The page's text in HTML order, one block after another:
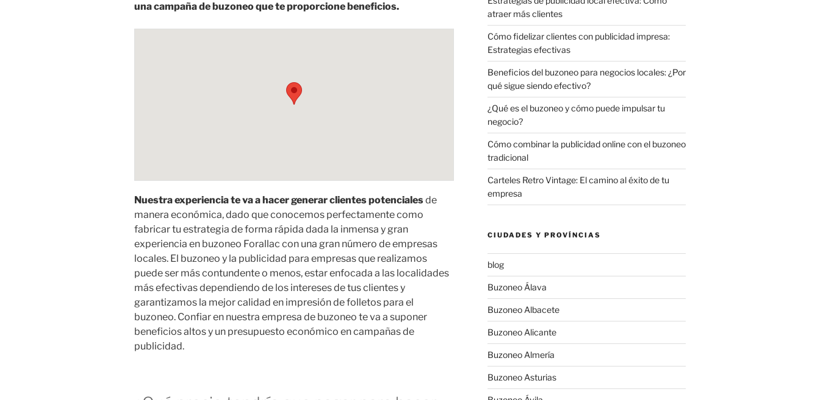
una campaña de buzoneo que te proporcione beneficios.
Nuestra experiencia te va a hacer generar clientes potencialesde
manera económica, dado que conocemos perfectamente como
fabricar tu estrategia de forma rápida dada la inmensa y gran
experiencia en buzoneo Forallac con una gran número de empresas
locales. El buzoneo y la publicidad para empresas que realizamos
puede ser más contundente o menos, estar enfocada a las localidades
más efectivas dependiendo de los intereses de tus clientes y
garantizamos la mejor calidad en impresión de folletos para el
buzoneo. Confiar en nuestra empresa de buzoneo te va a suponer
beneficios altos y un presupuesto económico en campañas de
publicidad.
atraer más clientes
Cómo fidelizar clientes con publicidad impresa:
Estrategias efectivas
Beneficios del buzoneo para negocios locales: ¿Por
qué sigue siendo efectivo?
¿Qué es el buzoneo y cómo puede impulsar tu
negocio?
Cómo combinar la publicidad online con el buzoneo
tradicional
Carteles Retro Vintage: El camino al éxito de tu
empresa
CIUDADES Y PROVÍNCIAS
blog
Buzoneo Álava
Buzoneo Albacete
Buzoneo Alicante
Buzoneo Almería
Buzoneo Asturias